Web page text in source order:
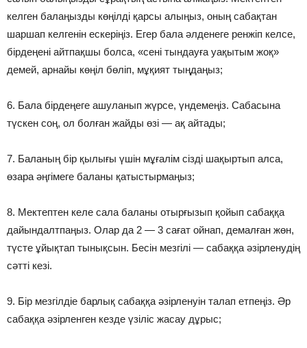
келген балаңызды көңілді қарсы алыңыз, оның сабақтан
шаршап келгенін ескеріңіз. Егер бала әлденеге ренжіп келсе,
бірдеңені айтпақшы болса, «сені тындауға уақытым жоқ»
демей, арнайы көңіл бөліп, мұқият тыңдаңыз;
6. Бала бірдеңеге ашуланып жүрсе, үндемеңіз. Сабасына
түскен соң, ол болған жайды өзі — ақ айтады;
7. Баланың бір қылығы үшін мұғалім сізді шақыртып алса,
өзара әңгімеге баланы қатыстырмаңыз;
8. Мектептен келе сала баланы отырғызып қойып сабаққа
дайындалтпаңыз. Олар да 2 — 3 сағат ойнап, демалған жөн,
түсте ұйықтап тынықсын. Бесін мезгілі — сабаққа әзірленудің
сәтті кезі.
9. Бір мезгілдіе барлық сабаққа әзірленуін талап етпеңіз. Әр
сабаққа әзірленген кезде үзіліс жасау дұрыс;